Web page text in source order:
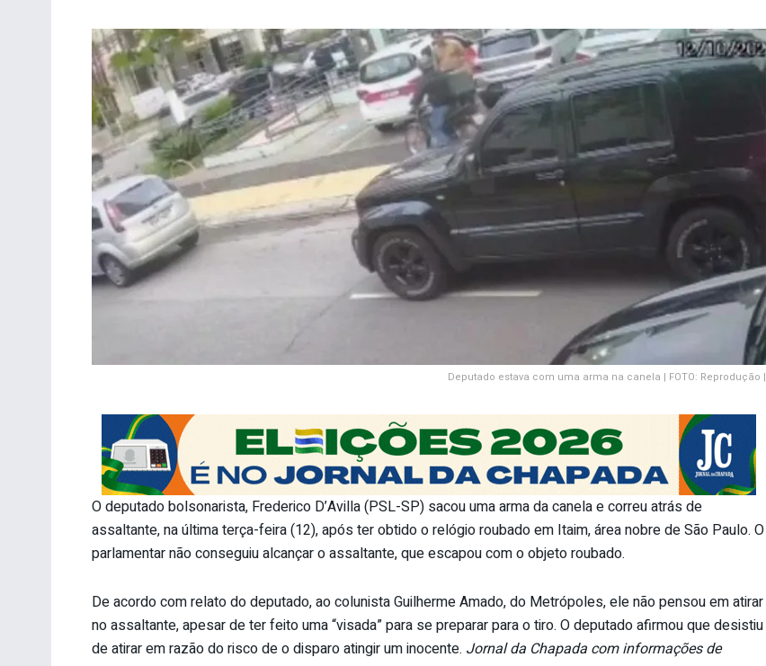
Deputado estava com uma arma na canela | FOTO: Reprodução |
O deputado bolsonarista, Frederico D’Avilla (PSL-SP) sacou uma arma da canela e correu atrás de
assaltante, na última terça-feira (12), após ter obtido o relógio roubado em Itaim, área nobre de São Paulo. O
parlamentar não conseguiu alcançar o assaltante, que escapou com o objeto roubado.
De acordo com relato do deputado, ao colunista Guilherme Amado, do Metrópoles, ele não pensou em atirar
no assaltante, apesar de ter feito uma “visada” para se preparar para o tiro. O deputado afirmou que desistiu
de atirar em razão do risco de o disparo atingir um inocente. Jornal da Chapada com informações de